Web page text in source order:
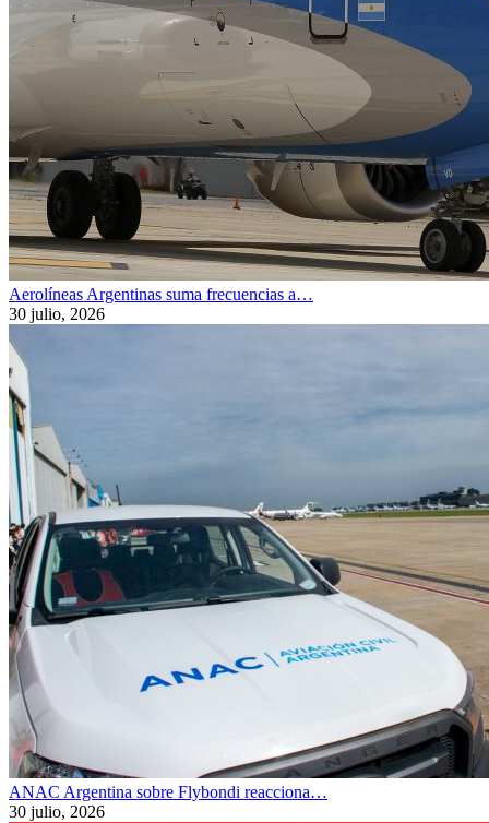
Aerolíneas Argentinas suma frecuencias a…
30 julio, 2026
ANAC Argentina sobre Flybondi reacciona…
30 julio, 2026